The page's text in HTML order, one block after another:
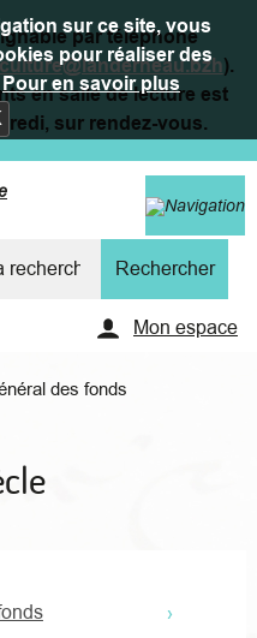
sur ce site, vous
pour réaliser des
Pour en savoir plus
par téléphone
).
en salle de lecture est
sur rendez-vous.
Mon espace
des fonds